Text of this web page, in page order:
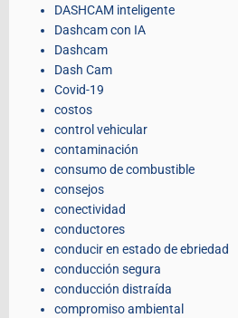
DASHCAM inteligente
Dashcam con IA
Dashcam
Dash Cam
Covid-19
costos
control vehicular
contaminación
consumo de combustible
consejos
conectividad
conductores
conducir en estado de ebriedad
conducción segura
conducción distraída
compromiso ambiental